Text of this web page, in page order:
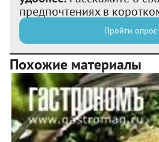
предпочтениях в
Пройти опрос
Похожие материалы